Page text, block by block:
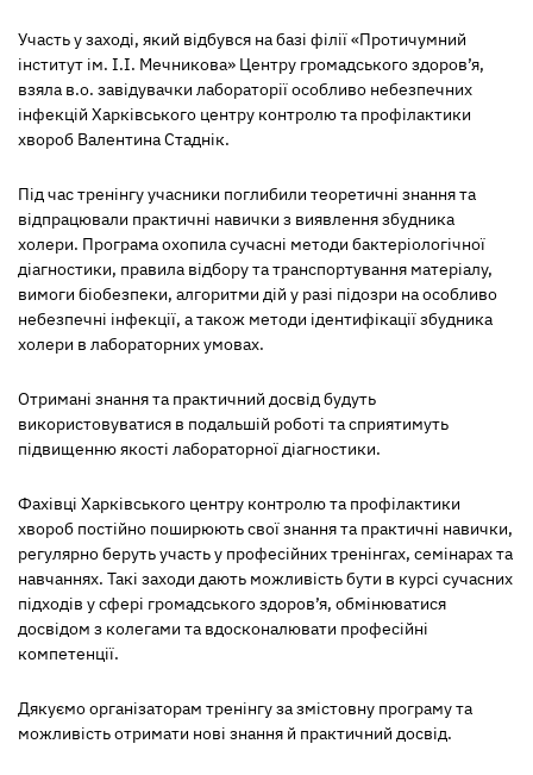
Участь у заході, який відбувся на базі філії «Протичумний
інститут ім. І.І. Мечникова» Центру громадського здоров’я,
взяла в.о. завідувачки лабораторії особливо небезпечних
інфекцій Харківського центру контролю та профілактики
хвороб Валентина Стаднік.
Під час тренінгу учасники поглибили теоретичні знання та
відпрацювали практичні навички з виявлення збудника
холери. Програма охопила сучасні методи бактеріологічної
діагностики, правила відбору та транспортування матеріалу,
вимоги біобезпеки, алгоритми дій у разі підозри на особливо
небезпечні інфекції, а також методи ідентифікації збудника
холери в лабораторних умовах.
Отримані знання та практичний досвід будуть
використовуватися в подальшій роботі та сприятимуть
підвищенню якості лабораторної діагностики.
Фахівці Харківського центру контролю та профілактики
хвороб постійно поширюють свої знання та практичні навички,
регулярно беруть участь у професійних тренінгах, семінарах та
навчаннях. Такі заходи дають можливість бути в курсі сучасних
підходів у сфері громадського здоров’я, обмінюватися
досвідом з колегами та вдосконалювати професійні
компетенції.
Дякуємо організаторам тренінгу за змістовну програму та
можливість отримати нові знання й практичний досвід.